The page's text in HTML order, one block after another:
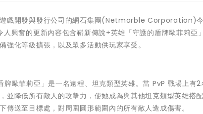
遊戲開發與發行公司的網石集團(Netmarble Corporation)
興奮的更新內容包含嶄新傳說+英雄「守護的盾牌歐菲莉亞
強化等級擴張，以及眾多活動供玩家享受。
牌歐菲莉亞」是一名遠程、坦克類型英雄。當 PvP 戰場上有
並降低所有敵人的攻擊力，使她成為與其他坦克類型英雄搭
傳送至目標處，對周圍圓形範圍內的所有敵人造成傷害。